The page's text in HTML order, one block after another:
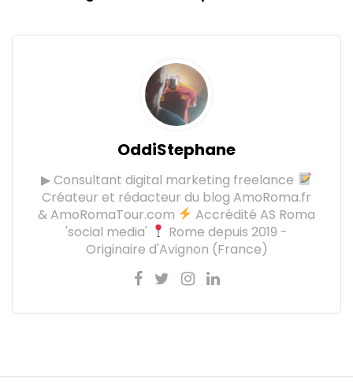
OddiStephane
▶ Consultant digital marketing freelance
Créateur et rédacteur du blog AmoRoma.fr
& AmoRomaTour.com
Accrédité AS Roma
'social media'
Rome depuis 2019 -
Originaire d'Avignon (France)